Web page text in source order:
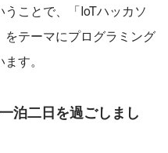
ことで、「IoTハッカソ
テーマにプログラミング
す。
泊二日を過ごしまし